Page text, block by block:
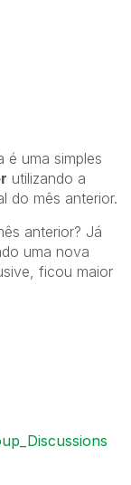
é uma simples
utilizando a
do mês anterior.
anterior? Já
uma nova
ficou maior